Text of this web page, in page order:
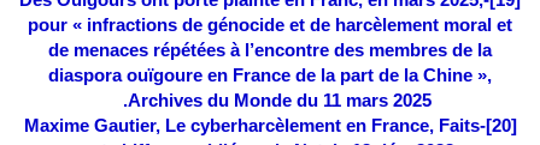
pour « infractions de génocide et de harcèlement moral et
de menaces répétées à l’encontre des membres de la
diaspora ouïgoure en France de la part de la Chine »,
Archives du Monde du 11 mars 2025.
[20]
-Maxime Gautier, Le cyberharcèlement en France, Faits